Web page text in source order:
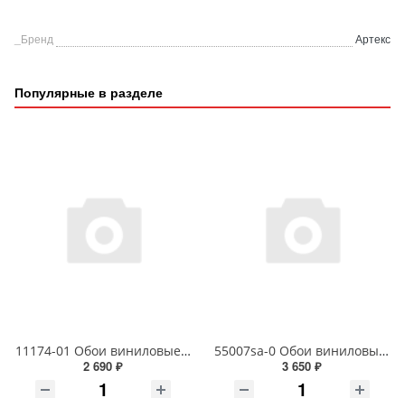
_Бренд Артекс
Популярные в разделе
11174-01 Обои виниловые на флизелиновой основе Сорренто1.06 X 10м
2 690 ₽
55007sa-0 Обои виниловые на флизелиновой основе под покраску антивандальные 1.06 X 25 м
3 650 ₽